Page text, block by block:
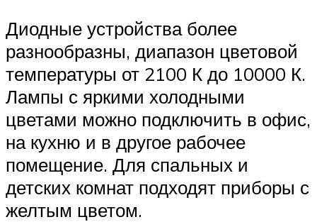
Диодные устройства более
разнообразны, диапазон цветовой
температуры от 2100 К до 10000 К.
Лампы с яркими холодными
цветами можно подключить в офис,
на кухню и в другое рабочее
помещение. Для спальных и
детских комнат подходят приборы с
желтым цветом.